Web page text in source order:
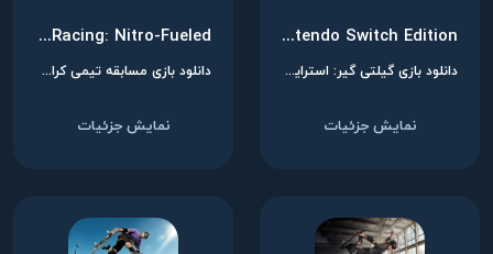
Guilty Gear -Strive- Nintendo Switch Edition
دانلود بازی گیلتی گیر: استرایو برای نینتندو سوییچ
نمایش جزئیات
Crash Team Racing: Nitro-Fueled
دانلود بازی مسابقه تیمی کراش: نیترو-فیولد برای نینتندو سوییچ
نمایش جزئیات